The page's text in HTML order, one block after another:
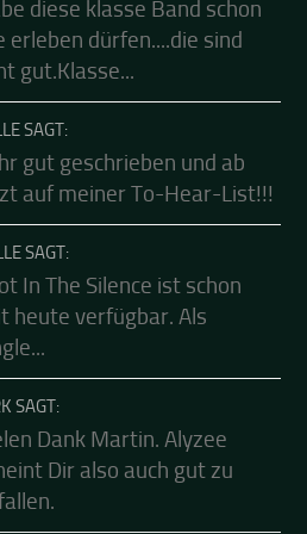
SAGT:
diese klasse Band schon
erleben dürfen....die sind
gut.Klasse...
SAGT:
gut geschrieben und ab
auf meiner To-Hear-List!!!
SAGT:
In The Silence ist schon
heute verfügbar. Als
SAGT:
Dank Martin. Alyzee
Dir also auch gut zu